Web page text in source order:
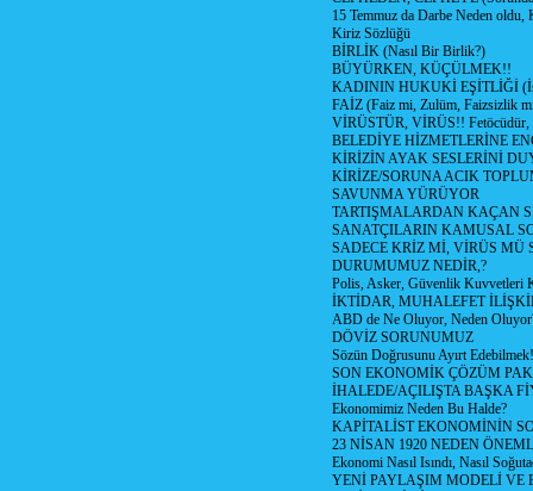
15 Temmuz da Darbe Neden oldu,
Kiriz Sözlüğü
BİRLİK (Nasıl Bir Birlik?)
BÜYÜRKEN, KÜÇÜLMEK!!
KADININ HUKUKİ EŞİTLİĞİ
FAİZ (Faiz mi, Zulüm, Faizsizlik
VİRÜSTÜR, VİRÜS!! Fetöcüdür,
BELEDİYE HİZMETLERİNE
KİRİZİN AYAK SESLERİNİ
KİRİZE/SORUNA ACIK
SAVUNMA YÜRÜYOR
TARTIŞMALARDAN KAÇAN
SANATÇILARIN KAMUSAL
SADECE KRİZ Mİ, VİRÜS MÜ
DURUMUMUZ NEDİR,?
Polis, Asker, Güvenlik Kuvvetleri
İKTİDAR, MUHALEFET
ABD de Ne Oluyor, Neden
DÖVİZ SORUNUMUZ
Sözün Doğrusunu Ayırt Edebilmek!
SON EKONOMİK ÇÖZÜM
İHALEDE/AÇILIŞTA BAŞKA
Ekonomimiz Neden Bu Halde?
KAPİTALİST EKONOMİNİN
23 NİSAN 1920 NEDEN
Ekonomi Nasıl Isındı, Nasıl
YENİ PAYLAŞIM MODELİ VE